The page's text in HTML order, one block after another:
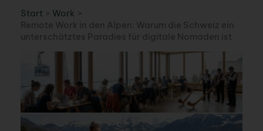
Start
Work
Remote Work in den Alpen: Warum die Schweiz ein
unterschätztes Paradies für digitale Nomaden ist